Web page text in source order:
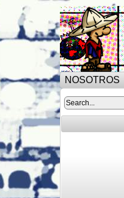
NOSOTROS